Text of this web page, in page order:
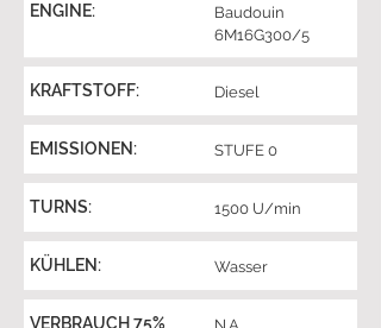
ENGINE:
Baudouin
6M16G300/5
KRAFTSTOFF: Diesel
EMISSIONEN: STUFE 0
TURNS: 1500 U/min
KÜHLEN: Wasser
VERBRAUCH 75%